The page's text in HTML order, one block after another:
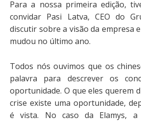
Para a nossa primeira edição,
convidar Pasi Latva, CEO do
discutir sobre a visão da empresa
mudou no último ano.
Todos nós ouvimos que os
palavra para descrever os
oportunidade. O que eles querem
crise existe uma oportunidade,
é vista. No caso da Elamys, a